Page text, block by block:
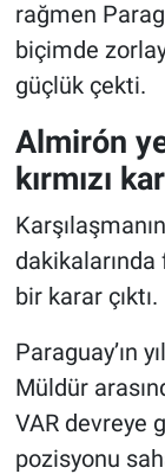
rağmen
biçimde
güçlük çekti.
Almirón
kırmızı
bir karar çıktı.
Paraguay’ın
Müldür
VAR devreye
pozisyonu